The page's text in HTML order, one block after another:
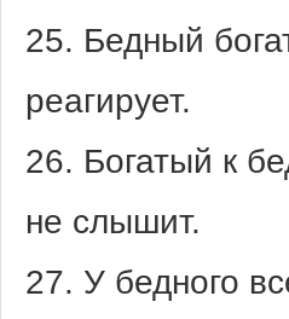
25. Бедный
реагирует.
26. Богатый к
не слышит.
27. У бедного